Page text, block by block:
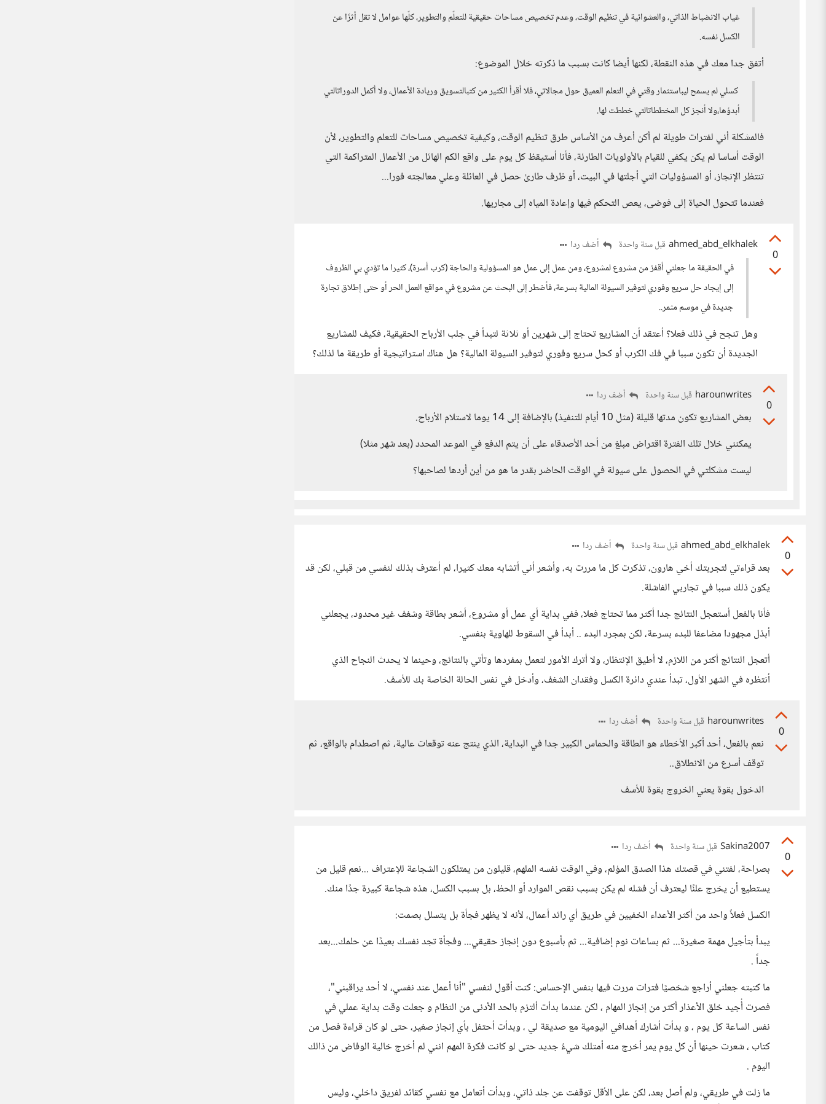
غياب الانضباط الذاتي، والعشوائية في تنظيم الوقت، وعدم تخصيص مساحات حقيقية للتعلّم والتطوير، كلّها عوامل لا تقل أثرًا عن
الكسل نفسه.
أتفق جدا معك في هذه النقطة، لكنها أيضا كانت بسبب ما ذكرته خلال الموضوع:
كسلي لم يسمح ليباستثمار وقتي في التعلم العميق حول مجالاتي، فلا أقرأ الكثير من كتبالتسويق وريادة الأعمال، ولا أكمل الدوراتالتي
أبدؤها،ولا أنجز كل المخططاتالتي خططت لها.
فالمشكلة أني لفترات طويلة لم أكن أعرف من الأساس طرق تنظيم الوقت، وكيفية تخصيص مساحات للتعلم والتطوير، لأن
الوقت أساسا لم يكن يكفي للقيام بالأولويات الطارئة، فأنا أستيقظ كل يوم على واقع الكم الهائل من الأعمال المتراكمة التي
تنتظر الإنجاز، أو المسؤوليات التي أجلتها في البيت، أو ظرف طارئ حصل في العائلة وعلي معالجته فورا...
فعندما تتحول الحياة إلى فوضى، يعص التحكم فيها وإعادة المياه إلى مجاريها.
0
ahmed_abd_elkhalek قبل سنة واحدة
أضف ردا
في الحقيقة ما جعلني أقفز من مشروع لمشروع، ومن عمل إلى عمل هو المسؤولية والحاجة (كرب أسرة)، كثيرا ما تؤدي بي الظروف
إلى إيجاد حل سريع وفوري لتوفير السيولة المالية بسرعة، فأضطر إلى البحث عن مشروع في مواقع العمل الحر أو حتى إطلاق تجارة
جديدة في موسم مثمر..
وهل تنجح في ذلك فعلا؟ أعتقد أن المشاريع تحتاج إلى شهرين أو ثلاثة لتبدأ في جلب الأرباح الحقيقية، فكيف للمشاريع
الجديدة أن تكون سببا في فك الكرب أو كحل سريع وفوري لتوفير السيولة المالية؟ هل هناك استراتيجية أو طريقة ما لذلك؟
0
harounwrites قبل سنة واحدة أضف ردا
بعض المشاريع تكون مدتها قليلة (مثل 10 أيام للتنفيذ) بالإضافة إلى 14 يوما لاستلام الأرباح.
يمكنني خلال تلك الفترة اقتراض مبلغ من أحد الأصدقاء على أن يتم الدفع في الموعد المحدد (بعد شهر مثلا)
ليست مشكلتي في الحصول على سيولة في الوقت الحاضر بقدر ما هو من أين أردها لصاحبها؟
0
ahmed_abd_elkhalek قبل سنة واحدة أضف ردا
بعد قراءتي لتجربتك أخي هارون، تذكرت كل ما مررت به، وأشعر أني أتشابه معك كثيرا، لم أعترف بذلك لنفسي من قبلي، لكن قد
يكون ذلك سببا في تجاربي الفاشلة.
فأنا بالفعل أستعجل النتائج جدا أكثر مما تحتاج فعلا، ففي بداية أي عمل أو مشروع، أشعر بطاقة وشغف غير محدود، يجعلني
أبذل مجهودا مضاعفا للبدء بسرعة، لكن بمجرد البدء .. أبدأ في السقوط للهاوية بنفسي.
أتعجل النتائج أكثر من اللازم، لا أطيق الإنتظار، ولا أترك الأمور لتعمل بمفردها وتأتي بالنتائج، وحينما لا يحدث النجاح الذي
أنتظره في الشهر الأول، تبدأ عندي دائرة الكسل وفقدان الشغف، وأدخل في نفس الحالة الخاصة بك للأسف.
0
harounwrites قبل سنة واحدة أضف ردا
نعم بالفعل، أحد أكبر الأخطاء هو الطاقة والحماس الكبير جدا في البداية، الذي ينتج عنه توقعات عالية، ثم اصطدام بالواقع، ثم
توقف أسرع من الانطلاق..
الدخول بقوة يعني الخروج بقوة للأسف
0
Sakina2007 قبل سنة واحدة أضف ردا
بصراحة، لفتني في قصتك هذا الصدق المؤلم، وفي الوقت نفسه الملهم، قليلون من يمتلكون الشجاعة للإعتراف ...نعم قليل من
يستطيع أن يخرج علنًا ليعترف أن فشله لم يكن بسبب نقص الموارد أو الحظ، بل بسبب الكسل، هذه شجاعة كبيرة جدًا منك.
الكسل فعلاً واحد من أكثر الأعداء الخفيين في طريق أي رائد أعمال، لأنه لا يظهر فجأة بل يتسلل بصمت:
يبدأ بتأجيل مهمة صغيرة... ثم بساعات نوم إضافية... ثم بأسبوع دون إنجاز حقيقي... وفجأة تجد نفسك بعيدًا عن حلمك...بعد
جداً .
ما كتبته جعلني أراجع شخصيًا فترات مررت فيها بنفس الإحساس: كنت أقول لنفسي "أنا أعمل عند نفسي، لا أحد يراقبني"،
فصرت أُجيد خلق الأعذار أكثر من إنجاز المهام ، لكن عندما بدأت ألتزم بالحد الأدنى من النظام و جعلت وقت بداية عملي في
نفس الساعة كل يوم ، و بدأت أشارك أهدافي اليومية مع صديقة لي ، وبدأت أحتفل بأي إنجاز صغير، حتى لو كان قراءة فصل من
كتاب ، شعرت حينها أن كل يوم يمر أخرج منه أمتلك شيءً جديد حتى لو كانت فكرة المهم انني لم أخرج خالية الوفاض من ذالك
اليوم .
ما زلت في طريقي، ولم أصل بعد، لكن على الأقل توقفت عن جلد ذاتي، وبدأت أتعامل مع نفسي كقائد لفريق داخلي، وليس